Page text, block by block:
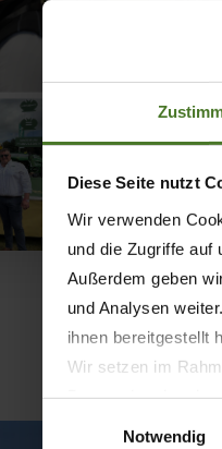
Diese Seite nutzt
Wir verwenden
und die Zugriffe auf
Außerdem geben
und Analysen
ihnen bereitgestellt
Wir setzen im
Notwendig